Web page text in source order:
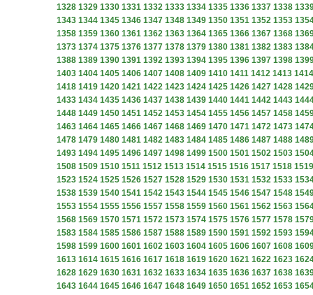
1328 1329 1330 1331 1332 1333 1334 1335 1336 1337 1338
1343 1344 1345 1346 1347 1348 1349 1350 1351 1352 1353
1358 1359 1360 1361 1362 1363 1364 1365 1366 1367 1368
1373 1374 1375 1376 1377 1378 1379 1380 1381 1382 1383
1388 1389 1390 1391 1392 1393 1394 1395 1396 1397 1398
1403 1404 1405 1406 1407 1408 1409 1410 1411 1412 1413 1414
1418 1419 1420 1421 1422 1423 1424 1425 1426 1427 1428
1433 1434 1435 1436 1437 1438 1439 1440 1441 1442 1443
1448 1449 1450 1451 1452 1453 1454 1455 1456 1457 1458
1463 1464 1465 1466 1467 1468 1469 1470 1471 1472 1473
1478 1479 1480 1481 1482 1483 1484 1485 1486 1487 1488
1493 1494 1495 1496 1497 1498 1499 1500 1501 1502 1503
1508 1509 1510 1511 1512 1513 1514 1515 1516 1517 1518 1519
1523 1524 1525 1526 1527 1528 1529 1530 1531 1532 1533
1538 1539 1540 1541 1542 1543 1544 1545 1546 1547 1548
1553 1554 1555 1556 1557 1558 1559 1560 1561 1562 1563
1568 1569 1570 1571 1572 1573 1574 1575 1576 1577 1578
1583 1584 1585 1586 1587 1588 1589 1590 1591 1592 1593
1598 1599 1600 1601 1602 1603 1604 1605 1606 1607 1608
1613 1614 1615 1616 1617 1618 1619 1620 1621 1622 1623
1628 1629 1630 1631 1632 1633 1634 1635 1636 1637 1638
1643 1644 1645 1646 1647 1648 1649 1650 1651 1652 1653